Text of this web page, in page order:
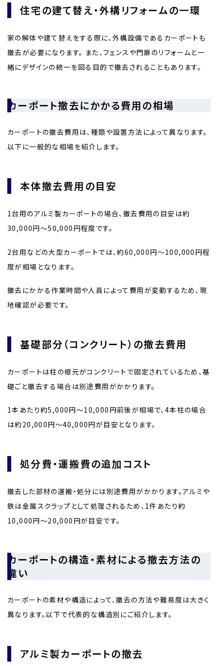
住宅の建て替え・外構リフォームの一環
家の解体や建て替えをする際に、外構設備であるカーポートも
撤去が必要になります。 また、フェンスや門扉のリフォームと一
緒にデザインの統一を図る目的で撤去されることもあります。
カーポート撤去にかかる費用の相場
カーポートの撤去費用は、種類や設置方法によって異なります。
以下に一般的な相場を紹介します。
本体撤去費用の目安
1台用のアルミ製カーポートの場合、撤去費用の目安は約
30,000円〜50,000円程度です。
2台用などの大型カーポートでは、約60,000円〜100,000円程
度が相場となります。
撤去にかかる作業時間や人員によって費用が変動するため、現
地確認が必要です。
基礎部分（コンクリート）の撤去費用
カーポートは柱の根元がコンクリートで固定されているため、基
礎ごと撤去する場合は別途費用がかかります。
1本あたり約5,000円〜10,000円前後が相場で、4本柱の場合
は約20,000円〜40,000円が目安となります。
処分費・運搬費の追加コスト
撤去した部材の運搬・処分には別途費用がかかります。アルミや
鉄は金属スクラップとして処理されるため、1件あたり約
10,000円〜20,000円が目安です。
カーポートの構造・素材による撤去方法の
違い
カーポートの素材や構造によって、撤去の方法や難易度は大きく
異なります。以下で代表的な構造別にご紹介します。
アルミ製カーポートの撤去